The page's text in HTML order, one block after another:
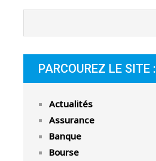
PARCOUREZ LE SITE :
Actualités
Assurance
Banque
Bourse